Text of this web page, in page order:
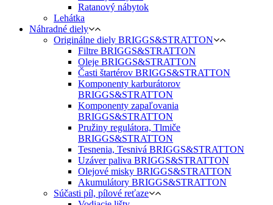
Ratanový nábytok
Lehátka
Náhradné diely
Originálne diely BRIGGS&STRATTON
Filtre BRIGGS&STRATTON
Oleje BRIGGS&STRATTON
Časti štartérov BRIGGS&STRATTON
Komponenty karburátorov
BRIGGS&STRATTON
Komponenty zapaľovania
BRIGGS&STRATTON
Pružiny regulátora, Tlmiče
BRIGGS&STRATTON
Tesnenia, Tesnivá BRIGGS&STRATTON
Uzáver paliva BRIGGS&STRATTON
Olejové misky BRIGGS&STRATTON
Akumulátory BRIGGS&STRATTON
Súčasti píl, pílové reťaze